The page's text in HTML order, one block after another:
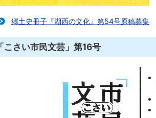
郷土史冊子『湖西の文化』第54号原稿募集
「こさい市民文芸」第16号